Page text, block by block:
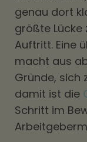
genau dort
größte Lücke
Auftritt. Eine
macht aus
Gründe, sich
damit ist die
Schritt im